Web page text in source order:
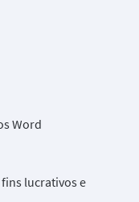
Word
lucrativos e